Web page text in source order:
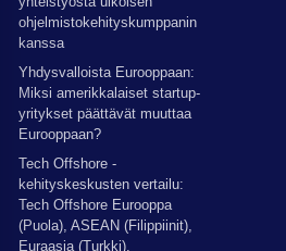
ohjelmistokehityskumppanin
kanssa
Yhdysvalloista Eurooppaan:
Miksi amerikkalaiset startup-
yritykset päättävät muuttaa
Eurooppaan?
Tech Offshore -
kehityskeskusten vertailu:
Tech Offshore Eurooppa
(Puola), ASEAN (Filippiinit),
Euraasia (Turkki).